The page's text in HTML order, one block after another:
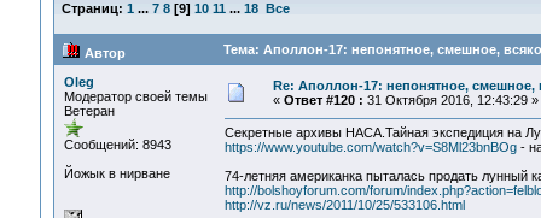
Страниц: 1 ... 7 8[9] 10 11 ... 18 Все
Автор Тема: Аполлон-17: непонятное, смешное,
Oleg
Модератор своей темы
Ветеран
Сообщений: 8943
Йожык в нирване
Re: Аполлон-17: непонятное, смешное,
« Ответ #120 : 31 Октября 2016, 12:43:29 »
Секретные архивы НАСА.Тайная экспедиция на
https://www.youtube.com/watch?v=S8Ml23bnBOg-
74-летняя американка пыталась продать лунный
http://bolshoyforum.com/forum/
http://vz.ru/news/2011/10/25/533106.html